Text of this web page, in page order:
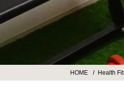
HOME Health Fit